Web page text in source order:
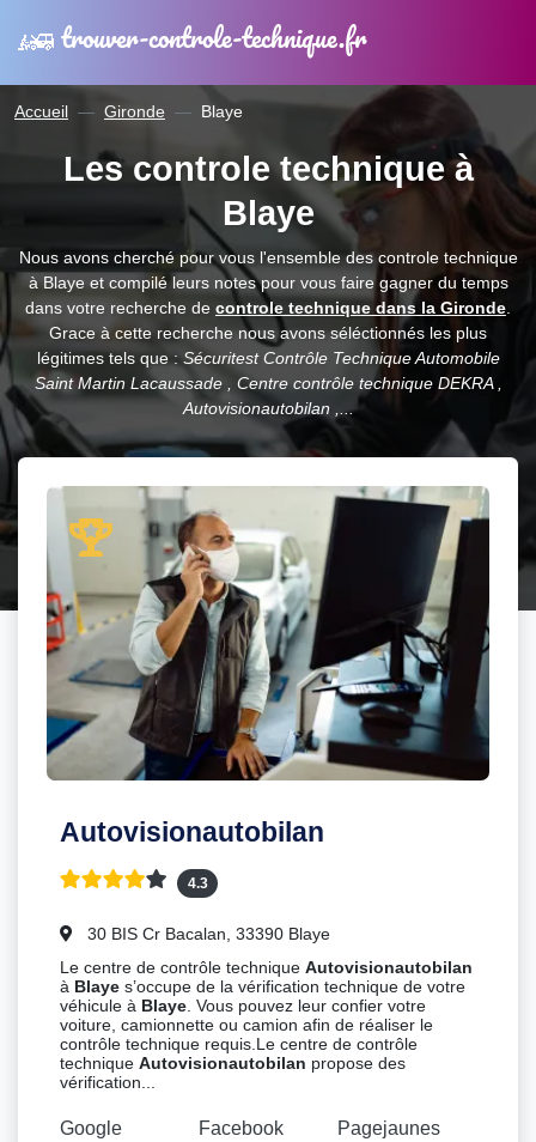
trouver-controle-technique.fr
Accueil Gironde Blaye
Les controle technique à
Blaye
Nous avons cherché pour vous l'ensemble des controle technique
à Blaye et compilé leurs notes pour vous faire gagner du temps
dans votre recherche de controle technique dans la Gironde
Grace à cette recherche nous avons séléctionnés les plus
légitimes tels que : Sécuritest Contrôle Technique Automobile
Saint Martin Lacaussade , Centre contrôle technique DEKRA ,
Autovisionautobilan ,...
Autovisionautobilan
4.3
30 BIS Cr Bacalan, 33390 Blaye
Le centre de contrôle techniqueAutovisionautobilan
à Blaye s’occupe de la vérification technique de votre
véhicule à Blaye . Vous pouvez leur confier votre
voiture, camionnette ou camion afin de réaliser le
contrôle technique requis.Le centre de contrôle
techniqueAutovisionautobilan propose des
vérification...
Google Facebook Pagejaunes